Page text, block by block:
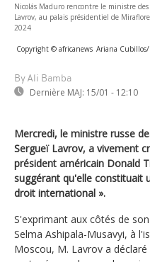
Nicolás Maduro rencontre le ministre
Lavrov, au palais présidentiel de
2024
Copyright © africanews Ariana
By Ali Bamba
Dernière MAJ: 15/01 - 12:10
Mercredi, le ministre russe
Sergueï Lavrov, a vivement
président américain Donald
suggérant qu'elle constituait
droit international ».
S'exprimant aux côtés de
Selma Ashipala-Musavyi, à
Moscou, M. Lavrov a